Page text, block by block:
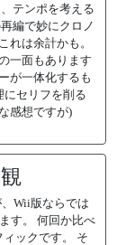
テンポを考える
編で妙にクロノ
れは余計かも。
一面もあります
が一体化するも
にセリフを削る
感想ですが)
Wii版ならでは
す。 何回か比べ
ックです。 そ